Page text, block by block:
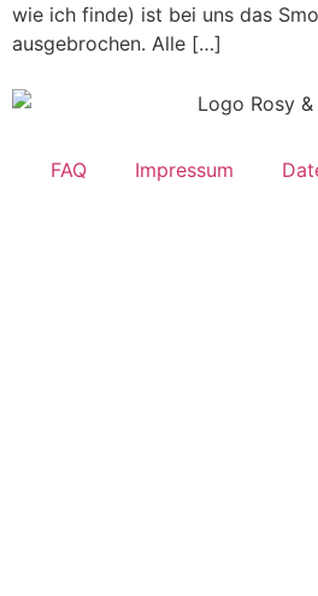
wie ich finde) ist bei uns das
ausgebrochen. Alle […]
FAQ Impressum